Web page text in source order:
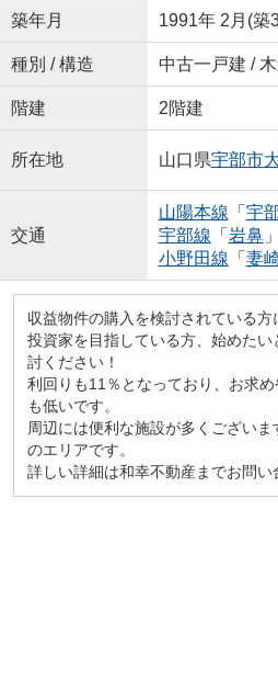
築年月 1991年 2月(築
種別 / 構造 中古一戸建 /
階建 2階建
所在地 山口県宇部市
交通
山陽本線 「 宇
宇部線 「 岩鼻
小野田線 「 妻
収益物件の購入を検討されている方
投資家を目指している方、始めた
討ください！
利回りも11％となっており、お求
も低いです。
周辺には便利な施設が多くござい
のエリアです。
詳しい詳細は和幸不動産までお問い